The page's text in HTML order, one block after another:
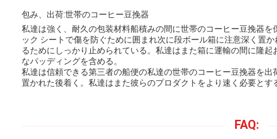
包み、出荷:世帯のコーヒー豆挽器
私達は強く、耐久の包装材料船積みの間に世帯のコーヒー豆挽器
ック シートで傷を防ぐために囲まれ次に段ボール箱に注意深く置
るためにしっかり止められている。私達はまた箱に運輸の間に隆
なパッディングを含める。
私達は信頼できる第三者の船便の私達の世帯のコーヒー豆挽器を
置かれた後着く。私達はまた彼らのプロダクトをより速く必要と
FAQ: